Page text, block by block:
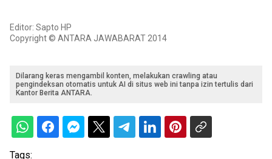
Editor: Sapto HP
Copyright © ANTARA JAWABARAT 2014
Dilarang keras mengambil konten, melakukan crawling atau
pengindeksan otomatis untuk AI di situs web ini tanpa izin tertulis dari
Kantor Berita ANTARA.
Tags: